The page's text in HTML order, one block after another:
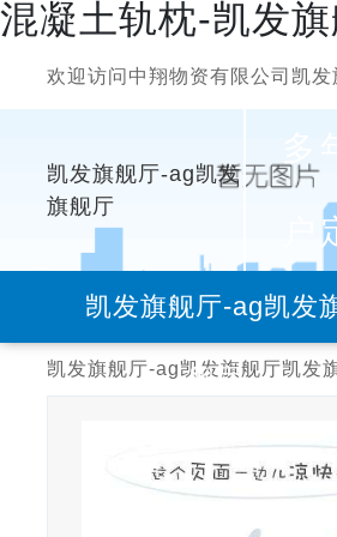
混凝土轨枕-凯发
欢迎访问中翔物资有限公司凯发
凯发旗舰厅-ag凯发
旗舰厅
凯发旗舰厅-ag凯发
舰厅
凯发旗舰厅-ag凯发旗舰厅凯发